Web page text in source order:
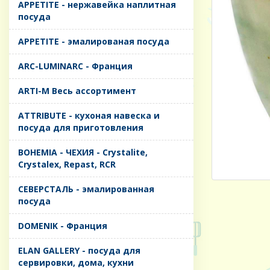
APPETITE - нержавейка наплитная
посуда
APPETITE - эмалированая посуда
ARC-LUMINARC - Франция
ARTI-M Весь ассортимент
ATTRIBUTE - кухоная навеска и
посуда для приготовления
BOHEMIA - ЧЕХИЯ - Crystalite,
Crystalex, Repast, RCR
CЕВЕРСТАЛЬ - эмалированная
посуда
DOMENIK - Франция
ELAN GALLERY - посуда для
сервировки, дома, кухни